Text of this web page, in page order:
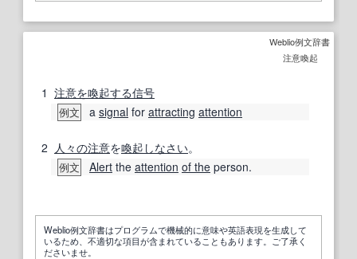
Weblio例文辞書
注意喚起
1 注意を喚起する信号
例文 a signal for attracting attention
2 人々の注意を喚起 しなさい。
例文 Alert the attention of the person.
Weblio例文辞書はプログラムで機械的に意味や英語表現を生成して
いるため、不適切な項目が含まれていることもあります。ご了承く
ださいませ。